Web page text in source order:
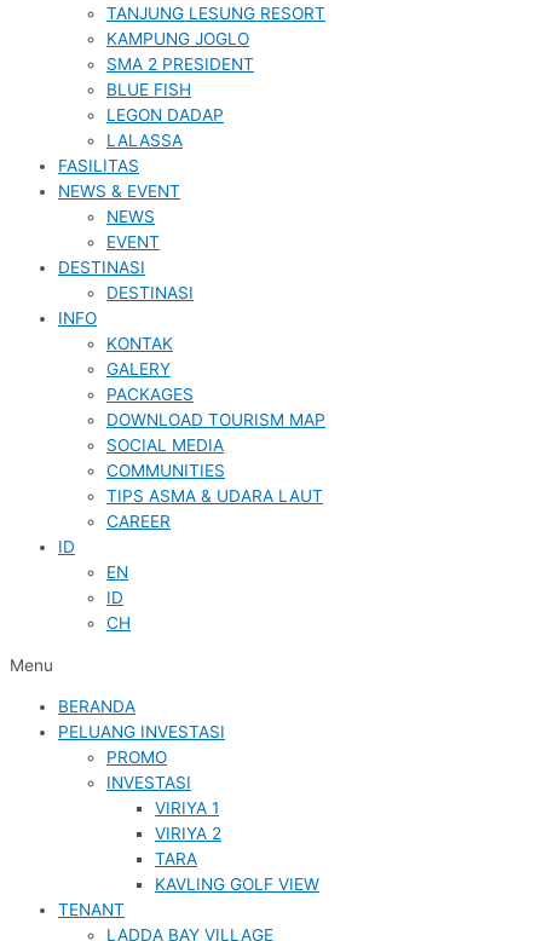
TANJUNG LESUNG RESORT
KAMPUNG JOGLO
SMA 2 PRESIDENT
BLUE FISH
LEGON DADAP
LALASSA
FASILITAS
NEWS & EVENT
NEWS
EVENT
DESTINASI
DESTINASI
INFO
KONTAK
GALERY
PACKAGES
DOWNLOAD TOURISM MAP
SOCIAL MEDIA
COMMUNITIES
TIPS ASMA & UDARA LAUT
CAREER
ID
EN
ID
CH
Menu
BERANDA
PELUANG INVESTASI
PROMO
INVESTASI
VIRIYA 1
VIRIYA 2
TARA
KAVLING GOLF VIEW
TENANT
LADDA BAY VILLAGE